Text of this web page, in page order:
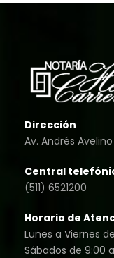
Dirección
Av. Andrés
Central
(511) 6521200
Horario de
Lunes a Viernes
Sábados de 9:00